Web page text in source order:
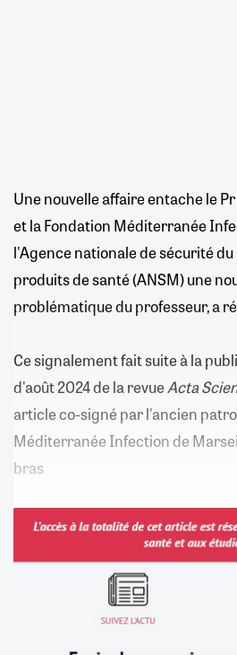
Une nouvelle affaire entache le
et la Fondation Méditerranée
l'Agence nationale de sécurité
produits de santé (ANSM) une
problématique du professeur, a
Ce signalement fait suite à la
d'août 2024 de la revueActa
article co-signé par l'ancien
Méditerranée Infection de
bras